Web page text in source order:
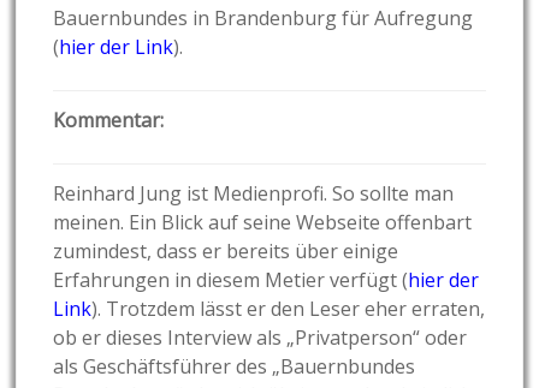
Bauernbundes in Brandenburg für Aufregung
(hier der Link).
Kommentar:
Reinhard Jung ist Medienprofi. So sollte man
meinen. Ein Blick auf seine Webseite offenbart
zumindest, dass er bereits über einige
Erfahrungen in diesem Metier verfügt (hier der
Link). Trotzdem lässt er den Leser eher erraten,
ob er dieses Interview als „Privatperson“ oder
als Geschäftsführer des „Bauernbundes